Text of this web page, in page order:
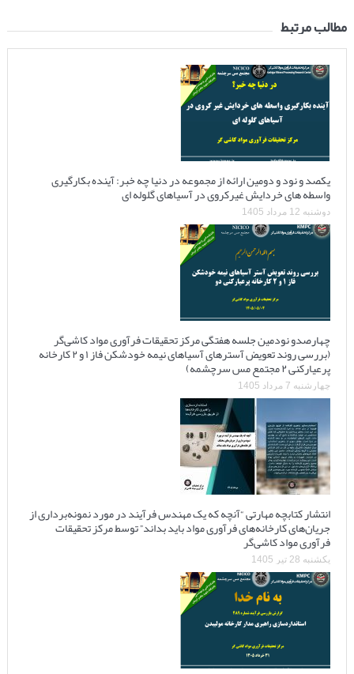
مطالب مرتبط
یکصد و نود و دومین ارائه از مجموعه در دنیا چه خبر: آینده بکارگیری
واسطه های خردایش غیرکروی در آسیاهای گلوله ای
دوشنبه 12 مرداد 1405
چهارصدو نودمین جلسه هفتگی مرکز تحقیقات فرآوری مواد کاشی‌گر
(بررسی روند تعویض آسترهای آسیاهای نیمه خودشکن فاز ۱ و ۲ کارخانه
پرعیارکنی ۲ مجتمع مس سرچشمه)
چهارشنبه 7 مرداد 1405
انتشار کتابچه مهارتی “آنچه که یک مهندس فرآیند در مورد نمونه‌برداری از
جریان‌های کارخانه‌های فرآوری مواد باید بداند” توسط مرکز تحقیقات
فرآوری مواد کاشی‌گر
یکشنبه 28 تیر 1405